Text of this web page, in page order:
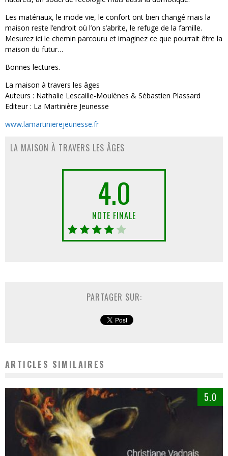
Les matériaux, le mode vie, le confort ont bien changé mais la
maison reste l’endroit où l’on s’abrite, le refuge de la famille.
Mesurez ici le chemin parcouru et imaginez ce que pourrait être la
maison du futur…
Bonnes lectures.
La maison à travers les âges
Auteurs : Nathalie Lescaille-Moulènes & Sébastien Plassard
Editeur : La Martinière Jeunesse
www.lamartinierejeunesse.fr
LA MAISON À TRAVERS LES ÂGES
4.0
NOTE FINALE
PARTAGER SUR:
ARTICLES SIMILAIRES
5.0